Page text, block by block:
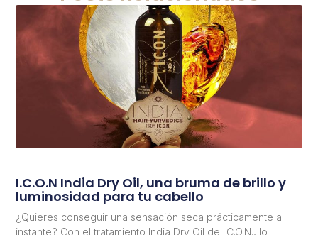
I.C.O.N India Dry Oil, una bruma de brillo y
luminosidad para tu cabello
¿Quieres conseguir una sensación seca prácticamente al
instante? Con el tratamiento India Dry Oil de I.C.O.N., lo